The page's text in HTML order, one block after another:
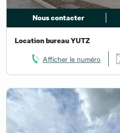
Nous contacter
Location bureau YUTZ
Afficher le numéro